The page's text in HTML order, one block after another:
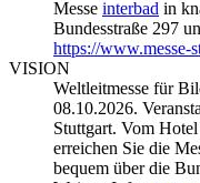
Messe interbad in
Bundesstraße 297
https://www.messe-
VISION
Weltleitmesse für
08.10.2026.
Stuttgart. Vom
erreichen Sie die
bequem über die